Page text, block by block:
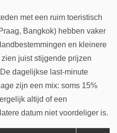
met een ruim toeristisch
Bangkok) hebben vaker
en kleinere
juist stijgende prijzen
dagelijkse last-minute
zijn een mix: soms 15%
altijd of een
datum niet voordeliger is.